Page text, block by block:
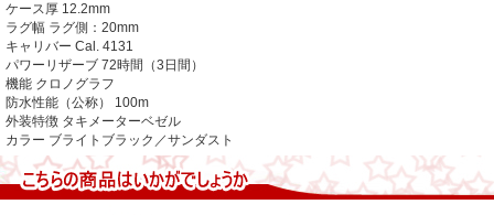
ケース厚 12.2mm
ラグ幅 ラグ側：20mm
キャリバー Cal. 4131
パワーリザーブ 72時間（3日間）
機能 クロノグラフ
防水性能（公称） 100m
外装特徴 タキメーターベゼル
カラー ブライトブラック／サンダスト